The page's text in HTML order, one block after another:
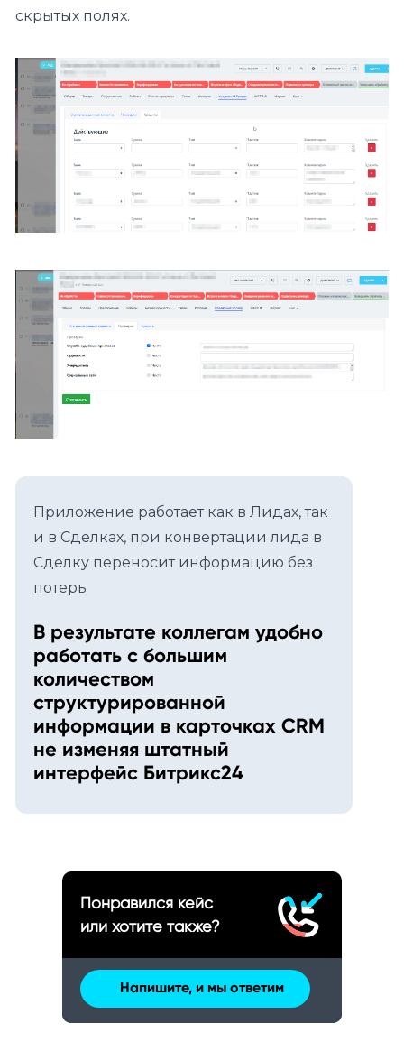
скрытых полях.
Приложение работает как в Лидах, так
и в Сделках, при конвертации лида в
Сделку переносит информацию без
потерь
В результате коллегам удобно
работать с большим
количеством
структурированной
информации в карточках CRM
не изменяя штатный
интерфейс Битрикс24
Понравился кейс
или хотите также?
Напишите, и мы ответим